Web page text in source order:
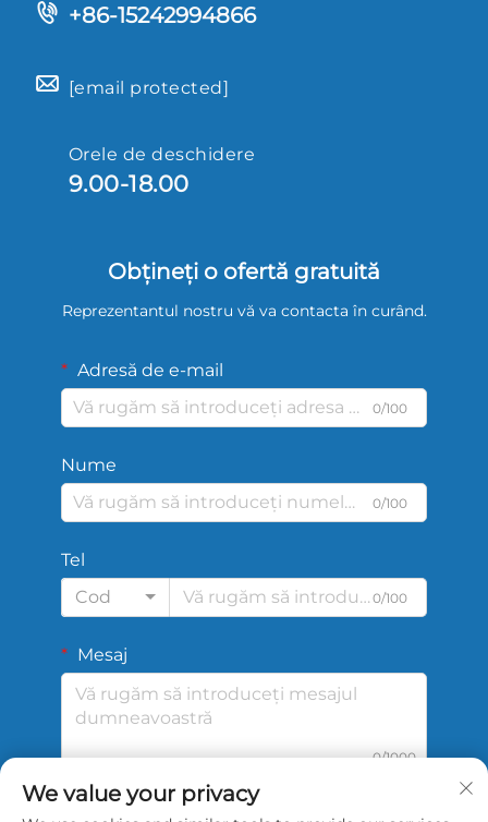
+86-15242994866
[email protected]
Orele de deschidere
9.00-18.00
Obțineți o ofertă gratuită
Reprezentantul nostru vă va contacta în curând.
Adresă de e-mail
0/100
Nume
0/100
Tel
Cod
0/100
Mesaj
0/1000
We value your privacy